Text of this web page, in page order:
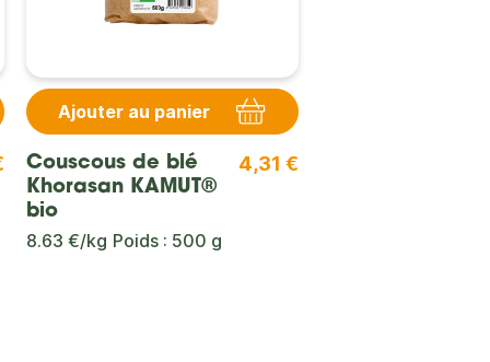
Ajouter au panier
Couscous de blé
Khorasan KAMUT®
bio
4,31 €
8.63 €/kg Poids : 500 g